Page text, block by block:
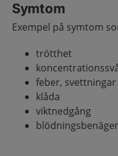
Symtom
Exempel på symtom
trötthet
feber, svettningar
klåda
viktnedgång